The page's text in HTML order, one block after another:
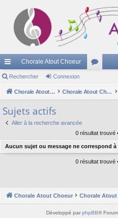
cc
ès
ra
pi
Chorale Atout Choeur
u
Rechercher Connexion
Chorale Atout Choeur Chorale Atout Choeur
Sujets actifs
Aller à la recherche avancée
0 résultat trouvé
Aucun sujet ou message ne correspond
0 résultat trouvé
Chorale Atout Choeur Chorale Atout
Développé par phpBB®